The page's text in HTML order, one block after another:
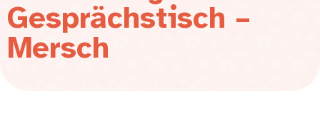
Gesprächstisch –
Mersch